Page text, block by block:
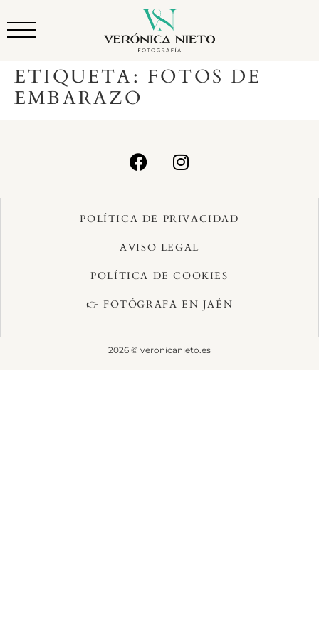
ETIQUETA: FOTOS DE
EMBARAZO
POLÍTICA DE PRIVACIDAD
AVISO LEGAL
POLÍTICA DE COOKIES
👉 FOTÓGRAFA EN JAÉN
2026 © veronicanieto.es